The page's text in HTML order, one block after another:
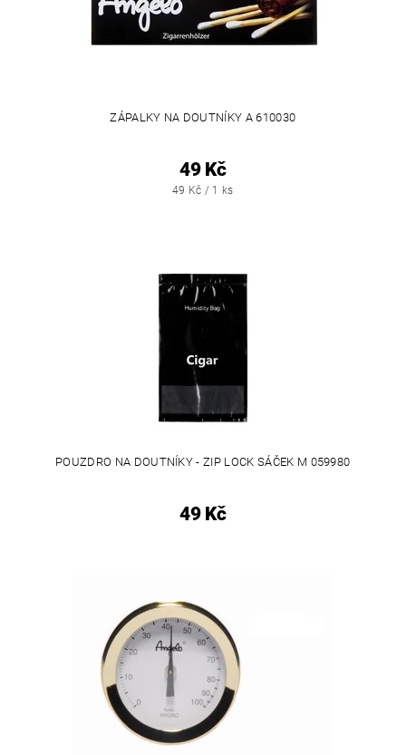
ZÁPALKY NA DOUTNÍKY A 610030
49 Kč
49 Kč / 1 ks
POUZDRO NA DOUTNÍKY - ZIP LOCK SÁČEK M 059980
49 Kč